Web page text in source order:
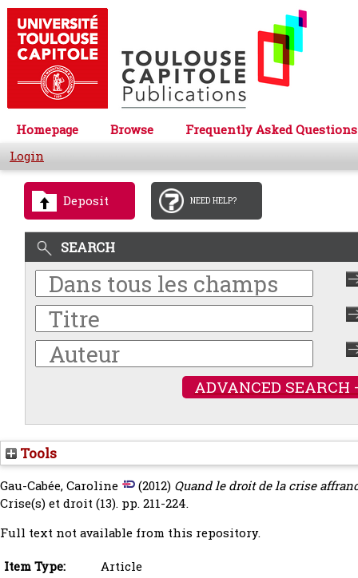
Homepage Browse
Frequently Asked Questions
Login
Deposit NEED HELP?
SEARCH
ADVANCED SEARCH
Tools
Gau-Cabée, Caroline (2012) Quand le droit de la crise
Crise(s) et droit (13). pp. 211-224.
Full text not available from this repository.
Item Type:
Article